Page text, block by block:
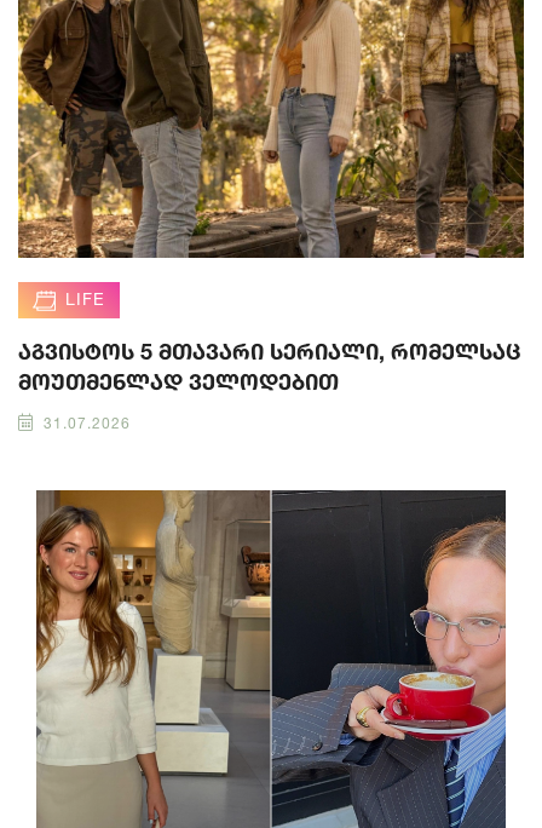
LIFE
აგვისტოს 5 მთავარი სერიალი, რომელსაც
მოუთმენლად ველოდებით
31.07.2026